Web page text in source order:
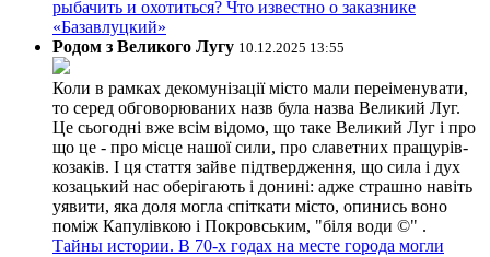
рыбачить и охотиться? Что известно о заказнике
«Базавлуцкий»
Родом з Великого Лугу 10.12.2025 13:55
Коли в рамках декомунізації місто мали переіменувати,
то серед обговорюваних назв була назва Великий Луг.
Це сьогодні вже всім відомо, що таке Великий Луг і про
що це - про місце нашої сили, про славетних пращурів-
козаків. І ця стаття зайве підтвердження, що сила і дух
козацький нас оберігають і донині: адже страшно навіть
уявити, яка доля могла спіткати місто, опинись воно
поміж Капулівкою і Покровським, "біля води ©" .
Тайны истории. В 70-х годах на месте города могли